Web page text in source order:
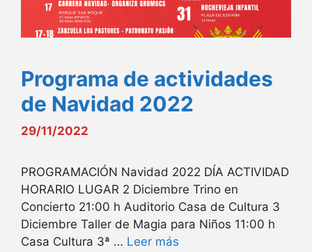
Programa de actividades
de Navidad 2022
29/11/2022
PROGRAMACIÓN Navidad 2022 DÍA ACTIVIDAD
HORARIO LUGAR 2 Diciembre Trino en
Concierto 21:00 h Auditorio Casa de Cultura 3
Diciembre Taller de Magia para Niños 11:00 h
Casa Cultura 3ª … Leer más